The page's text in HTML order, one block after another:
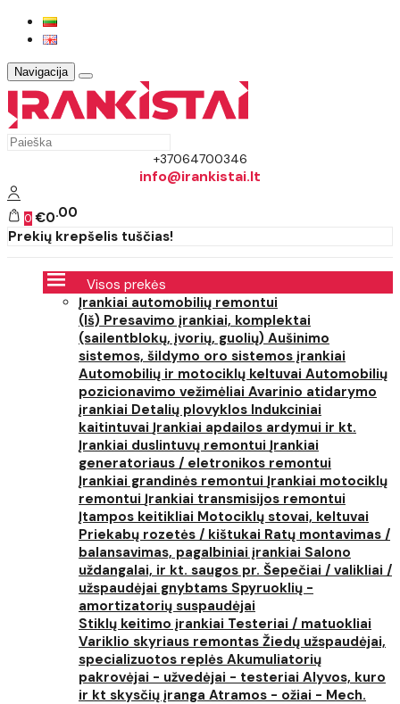
Navigacija
+37064700346
info@irankistai.lt
0 €0 00
Prekių krepšelis tuščias!
Visos prekės
Įrankiai automobilių remontui
(Iš) Presavimo įrankiai, komplektai
(sailentblokų, įvorių, guolių) Aušinimo
sistemos, šildymo oro sistemos įrankiai
Automobilių ir motociklų keltuvai Automobilių
pozicionavimo vežimėliai Avarinio atidarymo
įrankiai Detalių plovyklos Indukciniai
kaitintuvai Įrankiai apdailos ardymui ir kt.
Įrankiai duslintuvų remontui Įrankiai
generatoriaus / eletronikos remontui
Įrankiai grandinės remontui Įrankiai motociklų
remontui Įrankiai transmisijos remontui
Įtampos keitikliai Motociklų stovai, keltuvai
Priekabų rozetės / kištukai Ratų montavimas /
balansavimas, pagalbiniai įrankiai Salono
uždangalai, ir kt. saugos pr. Šepečiai / valikliai /
užspaudėjai gnybtams Spyruoklių -
amortizatorių suspaudėjai
Stiklų keitimo įrankiai Testeriai / matuokliai
Variklio skyriaus remontas Žiedų užspaudėjai,
specializuotos replės Akumuliatorių
pakrovėjai - užvedėjai - testeriai Alyvos, kuro
ir kt skysčių įranga Atramos - ožiai - Mech.